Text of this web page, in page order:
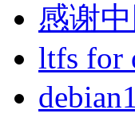
感谢
ltfs for